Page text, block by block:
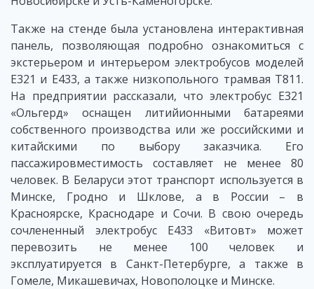
Также на стенде была установлена интерактивная
панель, позволяющая подробно ознакомиться с
экстерьером и интерьером электробусов моделей
Е321 и Е433, а также низкопольного трамвая Т811.
На предприятии рассказали, что электробус Е321
«Ольгерд» оснащен литийионными батареями
собственного производства или же российскими и
китайскими по выбору заказчика. Его
пассажировместимость составляет не менее 80
человек. В Беларуси этот транспорт используется в
Минске, Гродно и Шклове, а в России – в
Красноярске, Краснодаре и Сочи. В свою очередь
сочлененный электробус Е433 «Витовт» может
перевозить не менее 100 человек и
эксплуатируется в Санкт-Петербурге, а также в
Гомеле, Микашевичах, Новополоцке и Минске.